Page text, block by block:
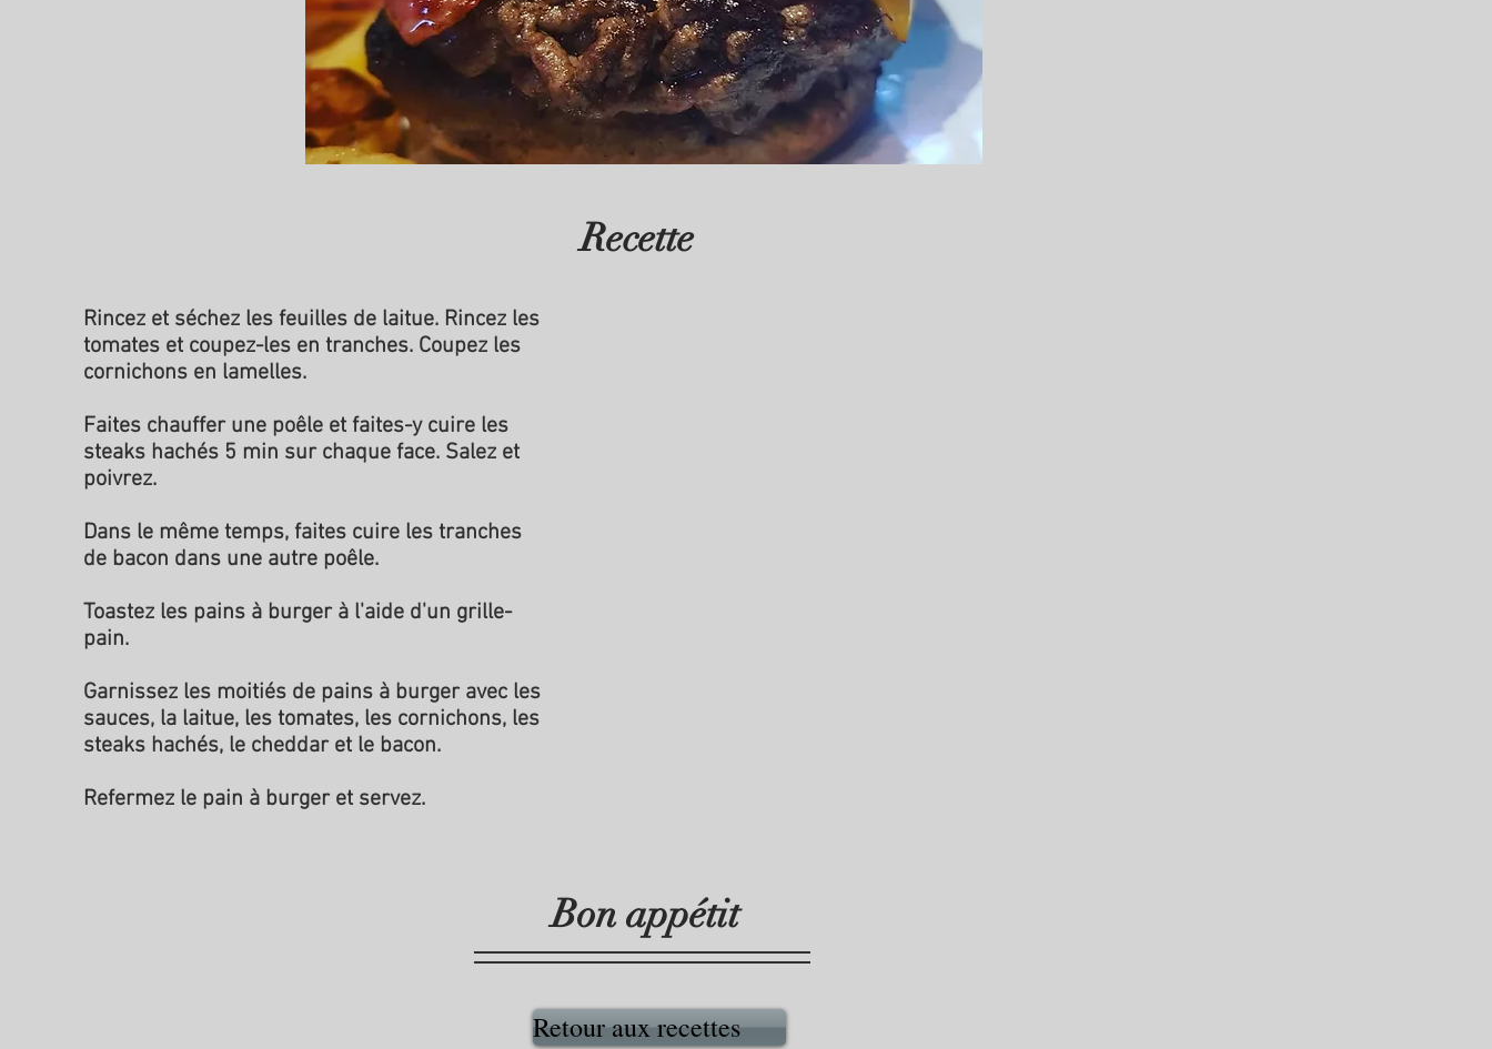
Recette
Rincez et séchez les feuilles de laitue. Rincez les
tomates et coupez-les en tranches. Coupez les
cornichons en lamelles.
Faites chauffer une poêle et faites-y cuire les
steaks hachés 5 min sur chaque face. Salez et
poivrez.
Dans le même temps, faites cuire les tranches
de bacon dans une autre poêle.
Toastez les pains à burger à l'aide d'un grille-
pain.
Garnissez les moitiés de pains à burger avec les
sauces, la laitue, les tomates, les cornichons, les
steaks hachés, le cheddar et le bacon.
Refermez le pain à burger et servez.
Bon appétit
Retour aux recettes